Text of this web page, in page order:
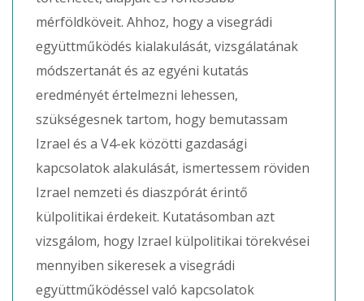
mérföldköveit. Ahhoz, hogy a visegrádi
együttműködés kialakulását, vizsgálatának
módszertanát és az egyéni kutatás
eredményét értelmezni lehessen,
szükségesnek tartom, hogy bemutassam
Izrael és a V4-ek közötti gazdasági
kapcsolatok alakulását, ismertessem röviden
Izrael nemzeti és diaszpórát érintő
külpolitikai érdekeit. Kutatásomban azt
vizsgálom, hogy Izrael külpolitikai törekvései
mennyiben sikeresek a visegrádi
együttműködéssel való kapcsolatok